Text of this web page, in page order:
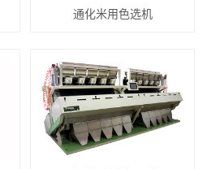
通化米用色选机